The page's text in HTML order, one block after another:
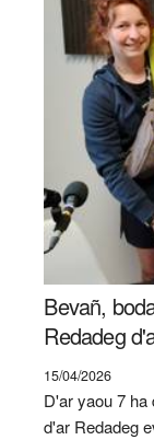
Bevañ,
Redadeg
15/04/2026
D'ar yaou 7
d'ar Redadeg